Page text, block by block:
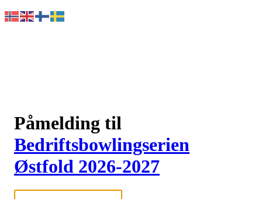
Påmelding til
Bedriftsbowlingserien
Østfold 2026-2027